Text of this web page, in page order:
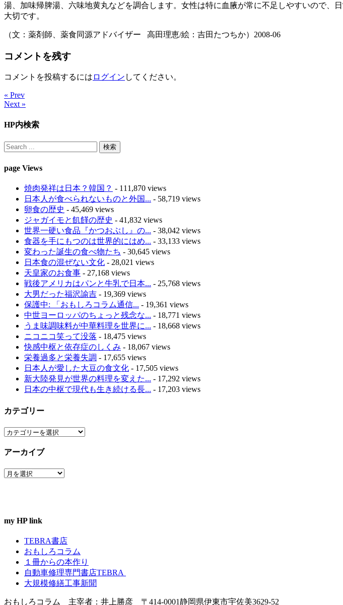
湯、加味帰脾湯、六味地黄丸などを調合します。女性は特に血腋が常に不足しやすいので
大切です。
（文：薬剤師、薬食同源アドバイザー 高田理恵/絵：吉田たつちか）2008-06
コメントを残す
コメントを投稿するには ログイン してください。
« Prev
Next »
HP内検索
page Views
焼肉発祥は日本？韓国？ - 111,870 views
日本人が食べられないものと外国... - 58,719 views
卵食の歴史 - 45,469 views
ジャガイモと飢饉の歴史 - 41,832 views
世界一硬い食品『かつおぶし』の... - 38,042 views
食器を手にもつのは世界的にはめ... - 33,133 views
変わった誕生の食べ物たち - 30,645 views
日本食の混ぜない文化 - 28,021 views
天皇家のお食事 - 27,168 views
戦後アメリカはパンと牛乳で日本... - 25,768 views
大男だった福沢諭吉 - 19,369 views
保護中: 「おもしろコラム通信... - 19,361 views
中世ヨーロッパのちょっと残念な... - 18,771 views
うま味調味料が中華料理を世界に... - 18,668 views
ニコニコ笑って没落 - 18,475 views
快感中枢と依存症のしくみ - 18,067 views
栄養過多と栄養失調 - 17,655 views
日本人が愛した大豆の食文化 - 17,505 views
新大陸発見が世界の料理を変えた... - 17,292 views
日本の中枢で現代も生き続ける長... - 17,203 views
カテゴリー
カ
ゴ
ー
アーカイブ
ア
my HP link
TEBRA書店
おもしろコラム
１冊からの本作り
自動車修理専門書店TEBRA
大規模修繕工事新聞
おもしろコラム 主宰者：井上勝彦 〒414-0001静岡県伊東市宇佐美3629-52